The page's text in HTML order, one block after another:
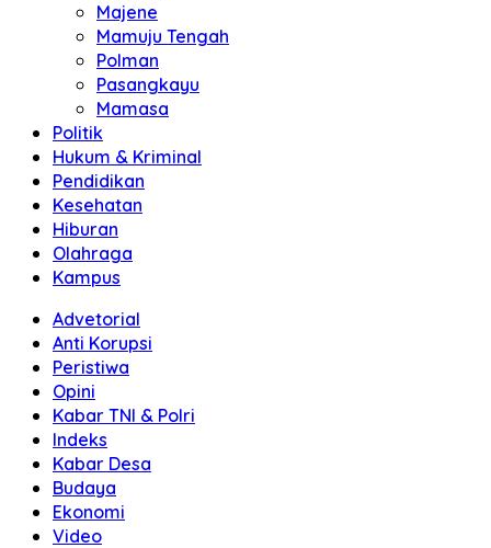
Majene
Mamuju Tengah
Polman
Pasangkayu
Mamasa
Politik
Hukum & Kriminal
Pendidikan
Kesehatan
Hiburan
Olahraga
Kampus
Advetorial
Anti Korupsi
Peristiwa
Opini
Kabar TNI & Polri
Indeks
Kabar Desa
Budaya
Ekonomi
Video